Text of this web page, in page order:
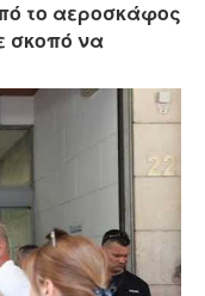
το αεροσκάφος
σκοπό να